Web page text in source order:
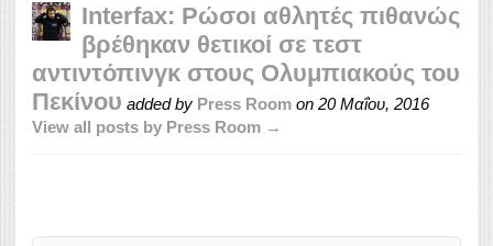
Interfax: Ρώσοι αθλητές πιθανώς
βρέθηκαν θετικοί σε τεστ
αντιντόπινγκ στους Ολυμπιακούς του
Πεκίνου added by Press Room on 20 Μαΐου, 2016
View all posts by Press Room →